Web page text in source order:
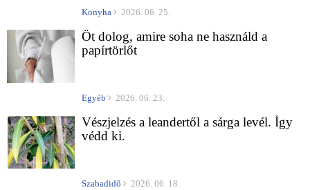
Konyha 2026. 06. 25.
Öt dolog, amire soha ne használd a
papírtörlőt
Egyéb 2026. 06. 23.
Vészjelzés a leandertől a sárga levél. Így
védd ki.
Szabadidő 2026. 06. 18.